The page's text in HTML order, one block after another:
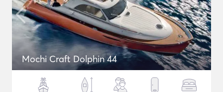
Mochi Craft Dolphin 44